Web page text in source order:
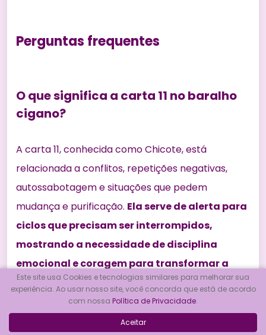
Perguntas frequentes
O que significa a carta 11 no baralho
cigano?
A carta 11, conhecida como Chicote, está
relacionada a conflitos, repetições negativas,
autossabotagem e situações que pedem
mudança e purificação. Ela serve de alerta para
ciclos que precisam ser interrompidos,
mostrando a necessidade de disciplina
emocional e coragem para transformar a
realidade.
Este site usa Cookies e tecnologias similares para melhorar sua
experiência. Ao usar nosso site, você concorda que está de acordo
com nossa Política de Privacidade.
Aceitar